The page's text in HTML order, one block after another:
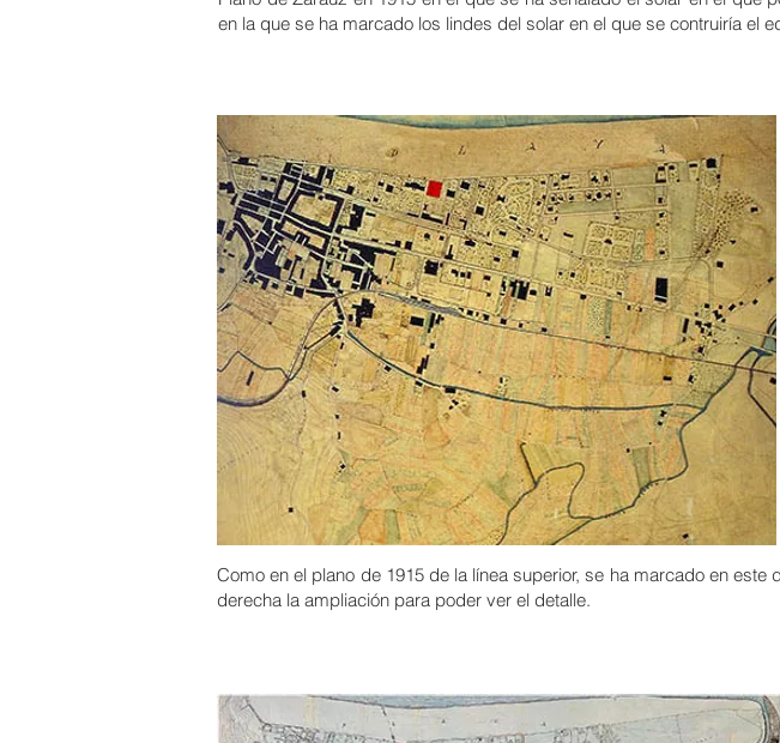
en la que se ha marcado los lindes del solar en el que se contruiría el
Como en el plano de 1915 de la línea superior, se ha marcado en
derecha la ampliación para poder ver el detalle.